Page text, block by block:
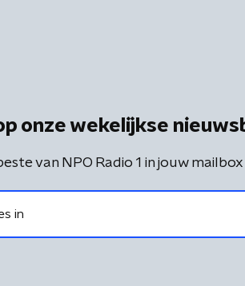
onze wekelijkse
van NPO Radio 1 in jouw mailbox